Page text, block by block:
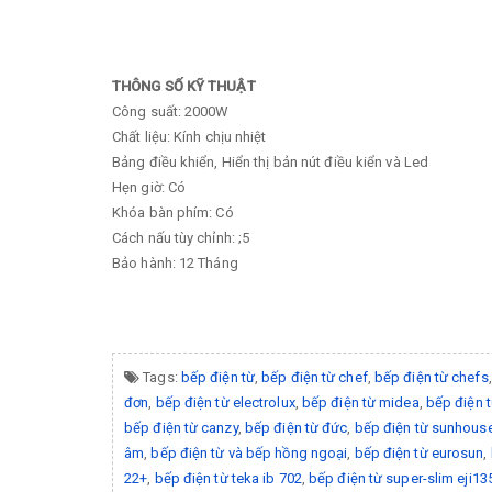
THÔNG SỐ KỸ THUẬT
Công suất: 2000W
Chất liệu: Kính chịu nhiệt
Bảng điều khiển, Hiển thị bản nút điều kiển và Led
Hẹn giờ: Có
Khóa bàn phím: Có
Cách nấu tùy chỉnh: ;5
Bảo hành: 12 Tháng
Tags: bếp điện từ,bếp điện từ chef, bếp điện từ chefs
đơn bếp điện từ electrolux, bếp điện từ midea bếp điện
bếp điện từ canzy, bếp điện từ đức bếp điện từ
âm ,bếp điện từ và bếp hồng ngoại bếp điện từ eurosun
22+ bếp điện từ teka ib 702 ,bếp điện từ super-slim